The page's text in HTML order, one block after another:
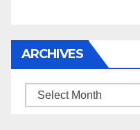
ARCHIVES
Archives